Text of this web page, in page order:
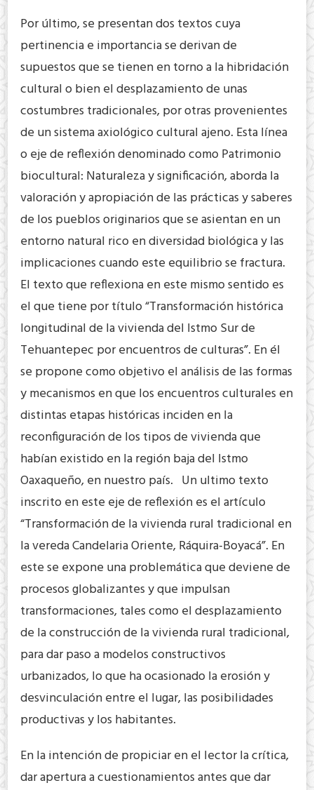
Por último, se presentan dos textos cuya
pertinencia e importancia se derivan de
supuestos que se tienen en torno a la hibridación
cultural o bien el desplazamiento de unas
costumbres tradicionales, por otras provenientes
de un sistema axiológico cultural ajeno. Esta línea
o eje de reflexión denominado como Patrimonio
biocultural: Naturaleza y significación, aborda la
valoración y apropiación de las prácticas y saberes
de los pueblos originarios que se asientan en un
entorno natural rico en diversidad biológica y las
implicaciones cuando este equilibrio se fractura.
El texto que reflexiona en este mismo sentido es
el que tiene por título “Transformación histórica
longitudinal de la vivienda del Istmo Sur de
Tehuantepec por encuentros de culturas”. En él
se propone como objetivo el análisis de las formas
y mecanismos en que los encuentros culturales en
distintas etapas históricas inciden en la
reconfiguración de los tipos de vivienda que
habían existido en la región baja del Istmo
Oaxaqueño, en nuestro país. Un ultimo texto
inscrito en este eje de reflexión es el artículo
“Transformación de la vivienda rural tradicional en
la vereda Candelaria Oriente, Ráquira-Boyacá”. En
este se expone una problemática que deviene de
procesos globalizantes y que impulsan
transformaciones, tales como el desplazamiento
de la construcción de la vivienda rural tradicional,
para dar paso a modelos constructivos
urbanizados, lo que ha ocasionado la erosión y
desvinculación entre el lugar, las posibilidades
productivas y los habitantes.
En la intención de propiciar en el lector la crítica,
dar apertura a cuestionamientos antes que dar